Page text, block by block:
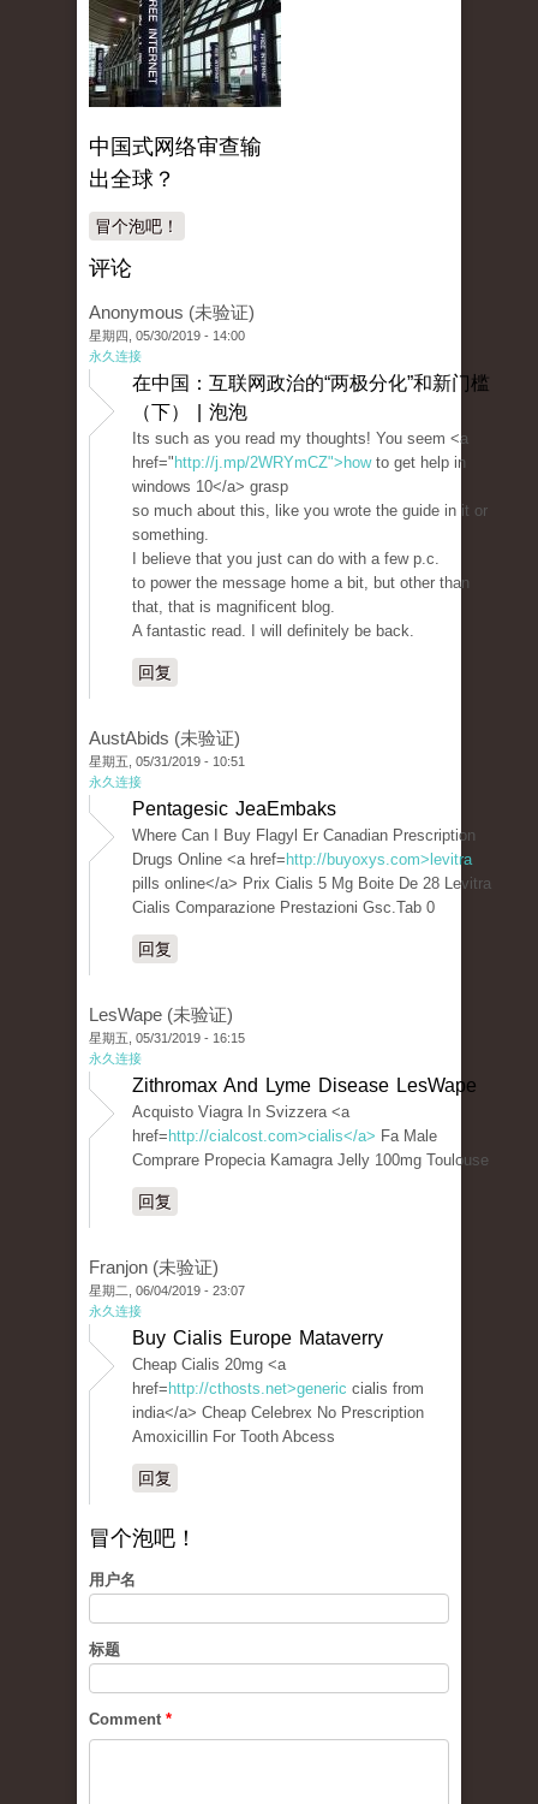
中国式网络审查输
出全球？
冒个泡吧！
评论
Anonymous (未验证)
星期四, 05/30/2019 - 14:00
永久连接
在中国：互联网政治的“两极分化”和新门槛
（下） | 泡泡
Its such as you read my thoughts! You seem <a
href=" http://j.mp/2WRYmCZ">howto get help in
windows 10</a> grasp
so much about this, like you wrote the guide in it or
something.
I believe that you just can do with a few p.c.
to power the message home a bit, but other than
that, that is magnificent blog.
A fantastic read. I will definitely be back.
回复
AustAbids (未验证)
星期五, 05/31/2019 - 10:51
永久连接
Pentagesic JeaEmbaks
Where Can I Buy Flagyl Er Canadian Prescription
Drugs Online <a href= http://buyoxys.com>levitra
pills online</a> Prix Cialis 5 Mg Boite De 28 Levitra
Cialis Comparazione Prestazioni Gsc.Tab 0
回复
LesWape (未验证)
星期五, 05/31/2019 - 16:15
永久连接
Zithromax And Lyme Disease LesWape
Acquisto Viagra In Svizzera <a
href= http://cialcost.com>cialis</a> Fa Male
Comprare Propecia Kamagra Jelly 100mg Toulouse
回复
Franjon (未验证)
星期二, 06/04/2019 - 23:07
永久连接
Buy Cialis Europe Mataverry
Cheap Cialis 20mg <a
href= http://cthosts.net>generic cialis from
india</a> Cheap Celebrex No Prescription
Amoxicillin For Tooth Abcess
回复
冒个泡吧！
用户名
标题
Comment *